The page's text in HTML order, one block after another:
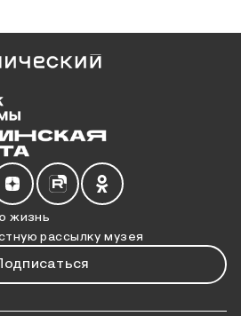
жизнь
рассылку музея
сетях